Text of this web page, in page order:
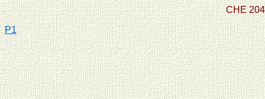
CHE
P1